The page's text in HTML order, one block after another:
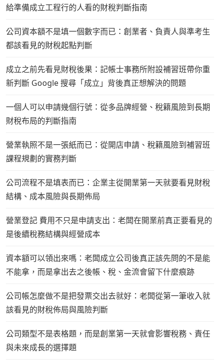
給準備成立工程行的人看的財稅判斷指南
公司資本額不是填一個數字而已：創業者、負責人與準考生
都該看見的財稅起點判斷
成立之前先看見財稅後果：記帳士事務所附設補習班帶你重
新判斷 Google 搜尋「成立」背後真正想解決的問題
一個人可以申請幾個行號：從多品牌經營、稅籍風險到長期
財稅布局的判斷指南
營業執照不是一張紙而已：從開店申請、稅籍風險到補習班
課程規劃的實務判斷
公司流程不是填表而已：企業主從開業第一天就要看見財稅
結構、成本風險與長期佈局
營業登記 費用不只是申請支出：老闆在開業前真正要看見的
是後續稅務結構與經營成本
資本額可以領出來嗎：老闆成立公司後真正該先問的不是能
不能拿，而是拿出去之後帳、稅、金流會留下什麼痕跡
公司帳怎麼做不是把發票交出去就好：老闆從第一筆收入就
該看見的財稅佈局與風險判斷
公司類型不是表格題，而是創業第一天就會影響稅務、責任
與未來成長的選擇題